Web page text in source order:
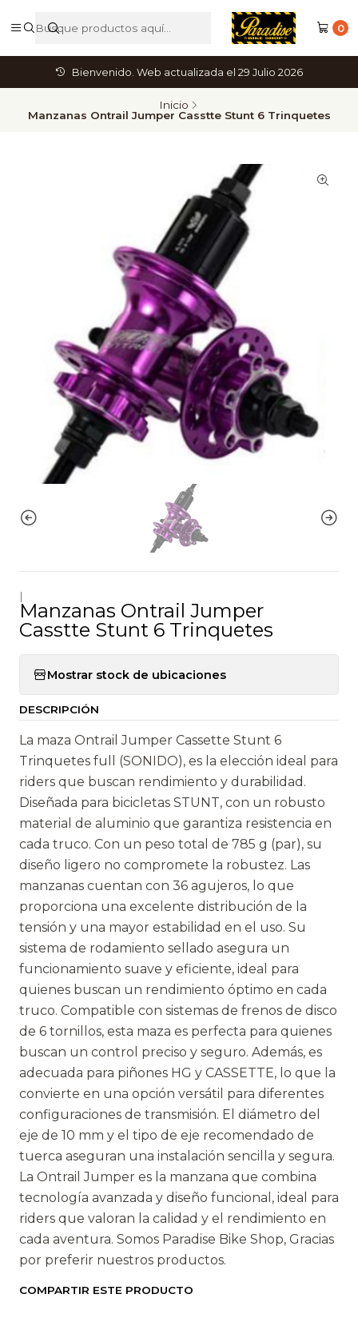
0
Bienvenido. Web actualizada el 29 Julio 2026
Inicio
Manzanas Ontrail Jumper Casstte Stunt 6 Trinquetes
|
Manzanas Ontrail Jumper
Casstte Stunt 6 Trinquetes
Mostrar stock de ubicaciones
DESCRIPCIÓN
La maza Ontrail Jumper Cassette Stunt 6
Trinquetes full (SONIDO), es la elección ideal para
riders que buscan rendimiento y durabilidad.
Diseñada para bicicletas STUNT, con un robusto
material de aluminio que garantiza resistencia en
cada truco. Con un peso total de 785 g (par), su
diseño ligero no compromete la robustez. Las
manzanas cuentan con 36 agujeros, lo que
proporciona una excelente distribución de la
tensión y una mayor estabilidad en el uso. Su
sistema de rodamiento sellado asegura un
funcionamiento suave y eficiente, ideal para
quienes buscan un rendimiento óptimo en cada
truco. Compatible con sistemas de frenos de disco
de 6 tornillos, esta maza es perfecta para quienes
buscan un control preciso y seguro. Además, es
adecuada para piñones HG y CASSETTE, lo que la
convierte en una opción versátil para diferentes
configuraciones de transmisión. El diámetro del
eje de 10 mm y el tipo de eje recomendado de
tuerca aseguran una instalación sencilla y segura.
La Ontrail Jumper es la manzana que combina
tecnología avanzada y diseño funcional, ideal para
riders que valoran la calidad y el rendimiento en
cada aventura. Somos Paradise Bike Shop, Gracias
por preferir nuestros productos.
COMPARTIR ESTE PRODUCTO